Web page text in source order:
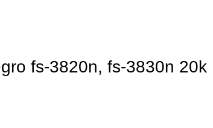
fs-3820n, fs-3830n 20k